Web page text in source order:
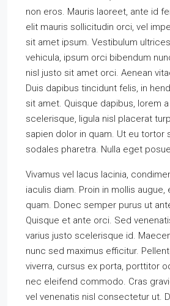
non eros. Mauris laoreet, ante id
elit mauris sollicitudin orci, vel
sit amet ipsum. Vestibulum
vehicula, ipsum orci bibendum
nisl justo sit amet orci. Aenean
Duis dapibus tincidunt felis, in
sit amet. Quisque dapibus, lorem
scelerisque, ligula nisl placerat
sapien dolor in quam. Ut eu tortor
sodales pharetra. Nulla eget
Vivamus vel lacus lacinia,
iaculis diam. Proin in mollis
quam. Donec semper purus ut
Quisque et ante orci. Sed
varius justo scelerisque id.
nunc sed maximus efficitur.
viverra, cursus ex porta, porttitor
nec eleifend commodo. Cras
vel venenatis nisl consectetur ut.